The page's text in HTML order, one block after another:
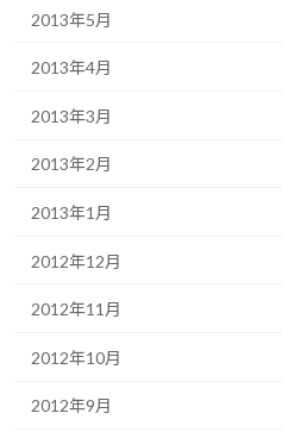
2013年5月
2013年4月
2013年3月
2013年2月
2013年1月
2012年12月
2012年11月
2012年10月
2012年9月